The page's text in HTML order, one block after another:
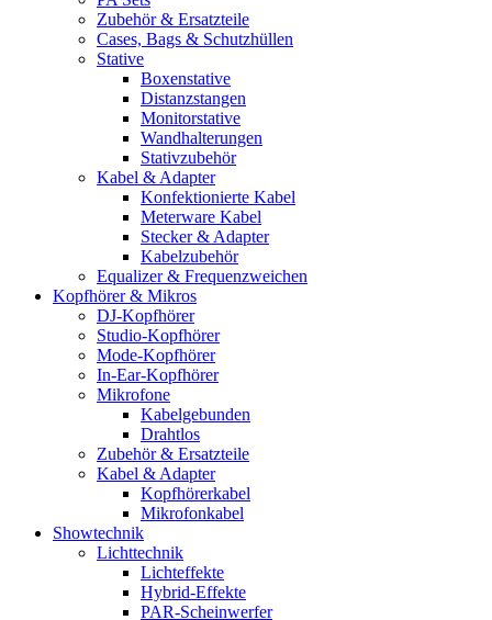
Zubehör & Ersatzteile
Cases, Bags & Schutzhüllen
Stative
Boxenstative
Distanzstangen
Monitorstative
Wandhalterungen
Stativzubehör
Kabel & Adapter
Konfektionierte Kabel
Meterware Kabel
Stecker & Adapter
Kabelzubehör
Equalizer & Frequenzweichen
Kopfhörer & Mikros
DJ-Kopfhörer
Studio-Kopfhörer
Mode-Kopfhörer
In-Ear-Kopfhörer
Mikrofone
Kabelgebunden
Drahtlos
Zubehör & Ersatzteile
Kabel & Adapter
Kopfhörerkabel
Mikrofonkabel
Showtechnik
Lichttechnik
Lichteffekte
Hybrid-Effekte
PAR-Scheinwerfer